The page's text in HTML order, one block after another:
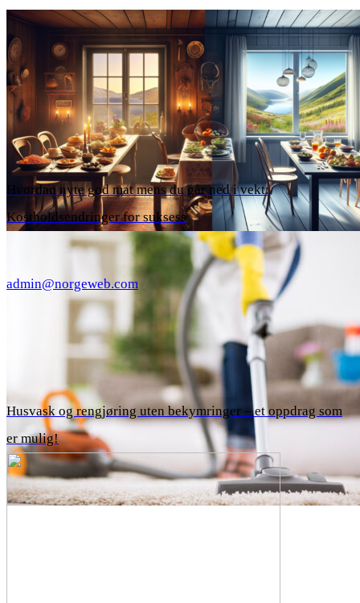
Hvordan nyte god mat mens du går ned i vekt:
Kostholdsendringer for suksess
Husvask og rengjøring uten bekymringer – et oppdrag som
er mulig!
admin@norgeweb.com